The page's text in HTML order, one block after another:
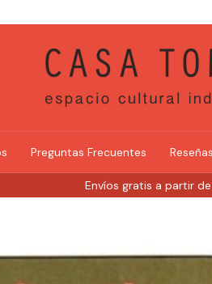
Envíos gratis a partir
Preguntas Frecuentes